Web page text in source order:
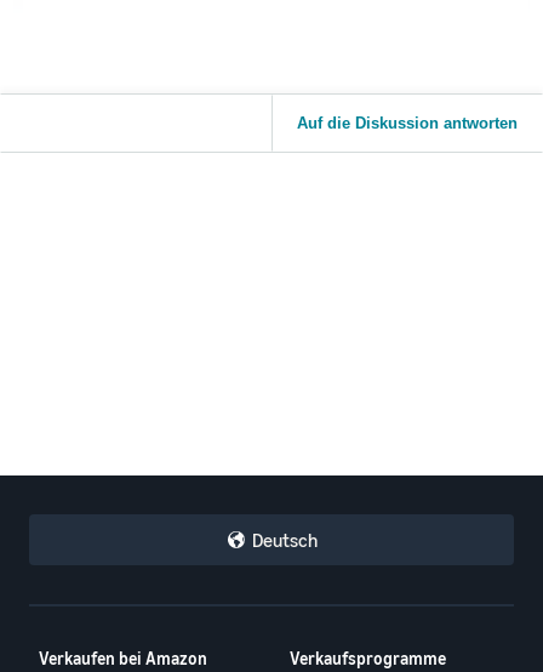
Auf die Diskussion antworten
Deutsch
Verkaufen bei Amazon Verkaufsprogramme